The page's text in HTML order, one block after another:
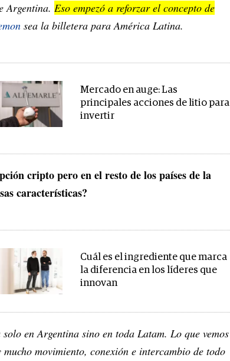
Argentina. Eso empezó a reforzar el concepto de
sea la billetera para América Latina.
Mercado en auge: Las
principales acciones de litio para
invertir
cripto pero en el resto de los países de la
características?
Cuál es el ingrediente que marca
la diferencia en los líderes que
innovan
en Argentina sino en toda Latam. Lo que vemos
movimiento, conexión e intercambio de todo